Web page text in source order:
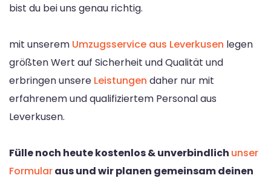
bist du bei uns genau richtig.
mit unserem Umzugsservice aus Leverkusen legen
größten Wert auf Sicherheit und Qualität und
erbringen unsere Leistungen daher nur mit
erfahrenem und qualifiziertem Personal aus
Leverkusen.
Fülle noch heute kostenlos & unverbindlich unser
Formularaus und wir planen gemeinsam deinen